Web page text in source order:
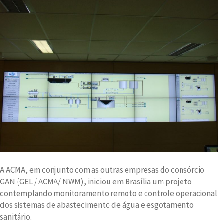
A ACMA, em conjunto com as outras empresas do consórcio
GAN (GEL / ACMA/ NWM), iniciou em Brasília um projeto
contemplando monitoramento remoto e controle operacional
dos sistemas de abastecimento de água e esgotamento
sanitário.